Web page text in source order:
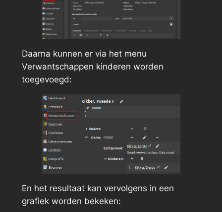
Daarna kunnen er via het menu
Verwantschappen kinderen worden
toegevoegd:
En het resultaat kan vervolgens in een
grafiek worden bekeken: